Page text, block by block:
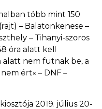
több mint 150
– Balatonkenese –
– Tihanyi-szoros
óra alatt kell
alatt nem futnak be, a
ért« – DNF –
2019. július 20-